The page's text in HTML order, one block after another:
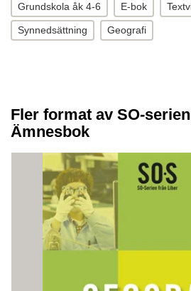
Grundskola åk 4-6 E-bok
Synnedsättning Geografi
Fler format av SO-
Ämnesbok